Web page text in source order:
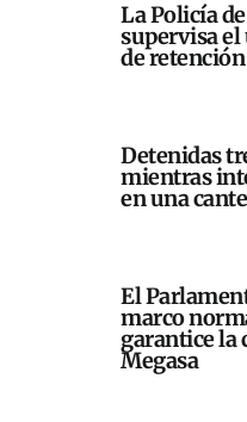
La Policía
supervisa el
de
Detenidas
mientras
en una
El
marco
garantice la
Megasa